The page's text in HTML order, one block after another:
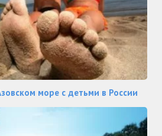
море с детьми в России